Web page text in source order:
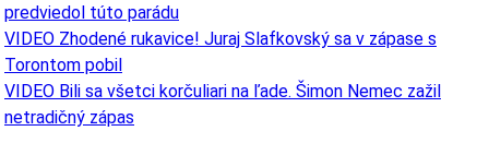
predviedol túto parádu
VIDEO Zhodené rukavice! Juraj Slafkovský sa v zápase s
Torontom pobil
VIDEO Bili sa všetci korčuliari na ľade. Šimon Nemec zažil
netradičný zápas